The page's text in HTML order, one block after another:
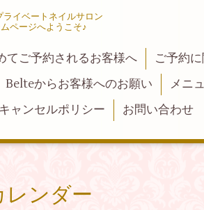
イベートネイルサロン
ムページへようこそ♪
てご予約されるお客様へ
ご予約
Belteからお客様へのお願い メニ
キャンセルポリシー お問い合わせ
レンダー